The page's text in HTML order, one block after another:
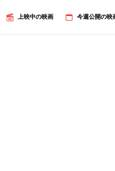
上映中の映画 今週公開の映